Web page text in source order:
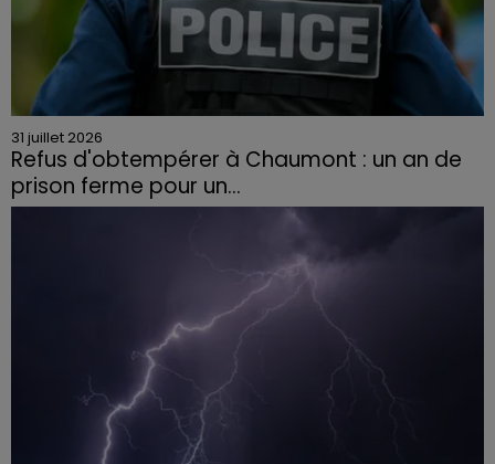
31 juillet 2026
Refus d'obtempérer à Chaumont : un an de
prison ferme pour un...
Le tribunal a également prononcé l'annulation de son